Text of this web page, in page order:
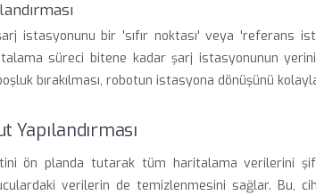
istasyonunu bir 'sıfır noktası' veya 'referans
süreci bitene kadar şarj istasyonunun
bırakılması, robotun istasyona dönüşünü
Yapılandırması
ön planda tutarak tüm haritalama verilerini
verilerin de temizlenmesini sağlar. Bu,